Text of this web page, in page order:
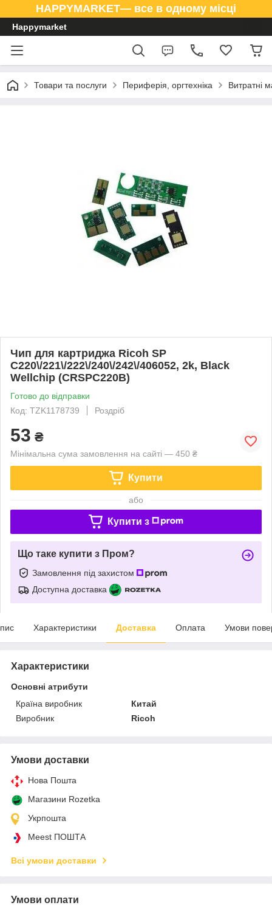
HAPPYMARKET— все в одному місці
Happymarket
Товари та послуги Периферія, оргтехніка Витратні
Чип для картриджа Ricoh SP
C220\/221\/222\/240\/242\/406052, 2k, Black
Wellchip (CRSPC220B)
Готово до відправки
Код: TZK1178739
Роздріб
53 ₴
Мінімальна сума замовлення на сайті — 450 ₴
Купити
або
Купити з
Що таке купити з Пром?
Замовлення під захистом
Доступна доставка
Характеристики Доставка Оплата Умови
Характеристики
Основні атрибути
Країна виробник
Китай
Виробник
Ricoh
Умови доставки
Нова Пошта
Магазини Rozetka
Укрпошта
Meest ПОШТА
Всі умови доставки
Умови оплати